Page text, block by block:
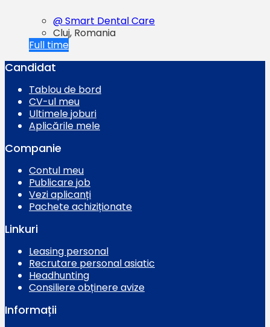
@ Smart Dental Care
Cluj, Romania
Full time
Candidat
Tablou de bord
CV-ul meu
Ultimele joburi
Aplicările mele
Companie
Contul meu
Publicare job
Vezi aplicanți
Pachete achiziționate
Linkuri
Leasing personal
Recrutare personal asiatic
Headhunting
Consiliere obținere avize
Informații